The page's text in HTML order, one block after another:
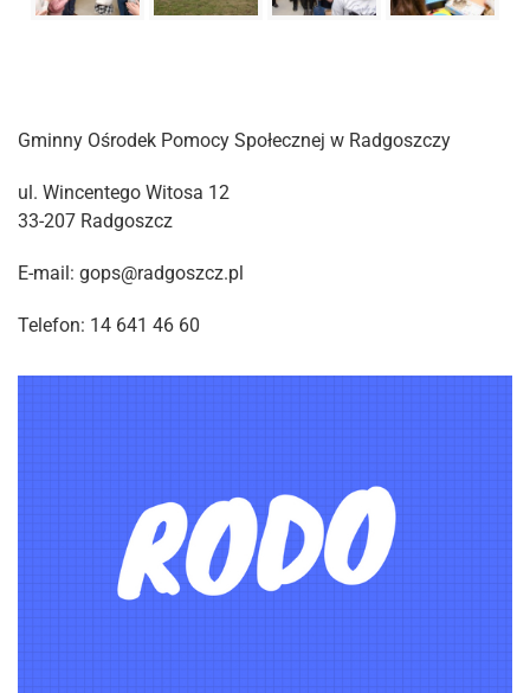
Gminny Ośrodek Pomocy Społecznej w Radgoszczy
ul. Wincentego Witosa 12
33-207 Radgoszcz
E-mail: gops@radgoszcz.pl
Telefon: 14 641 46 60